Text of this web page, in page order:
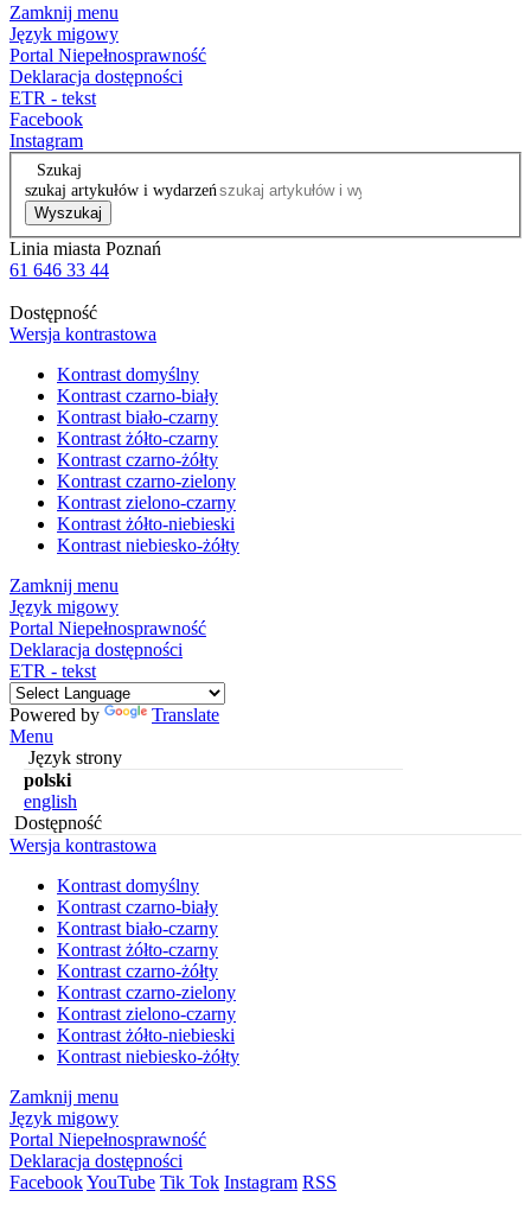
Zamknij menu
Język migowy
Portal Niepełnosprawność
Deklaracja dostępności
ETR - tekst
Facebook
Instagram
Szukaj
szukaj artykułów i wydarzeń
Wyszukaj
Linia miasta Poznań
61 646 33 44
Dostępność
Wersja kontrastowa
Kontrast domyślny
Kontrast czarno-biały
Kontrast biało-czarny
Kontrast żółto-czarny
Kontrast czarno-żółty
Kontrast czarno-zielony
Kontrast zielono-czarny
Kontrast żółto-niebieski
Kontrast niebiesko-żółty
Zamknij menu
Język migowy
Portal Niepełnosprawność
Deklaracja dostępności
ETR - tekst
Powered by
Translate
Menu
Język strony
polski
english
Dostępność
Wersja kontrastowa
Kontrast domyślny
Kontrast czarno-biały
Kontrast biało-czarny
Kontrast żółto-czarny
Kontrast czarno-żółty
Kontrast czarno-zielony
Kontrast zielono-czarny
Kontrast żółto-niebieski
Kontrast niebiesko-żółty
Zamknij menu
Język migowy
Portal Niepełnosprawność
Deklaracja dostępności
FacebookYouTube Tik Tok Instagram RSS